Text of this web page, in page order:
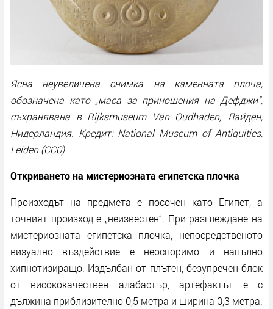
Ясна неувеличена снимка на каменната плоча,
обозначена като „маса за приношения на Дефджи“,
съхранявана в Rijksmuseum Van Oudhaden, Лайден,
Нидерландия. Кредит: National Museum of Antiquities,
Leiden (CC0)
Откриването на мистериозната египетска плочка
Произходът на предмета е посочен като Египет, а
точният произход е „неизвестен“. При разглеждане на
мистериозната египетска плочка, непосредственото
визуално въздействие е неоспоримо и напълно
хипнотизиращо. Издълбан от плътен, безупречен блок
от висококачествен алабастър, артефактът е с
дължина приблизително 0,5 метра и ширина 0,3 метра.